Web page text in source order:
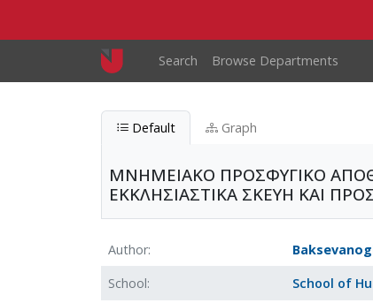
Main navigation
Search Browse Departments
Default Graph
ΜΝΗΜΕΙΑΚΟ ΠΡΟΣΦΥΓΙΚΟ
ΕΚΚΛΗΣΙΑΣΤΙΚΑ ΣΚΕΥΗ ΚΑΙ
Author
School
School of